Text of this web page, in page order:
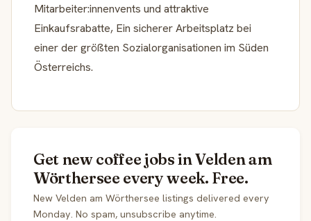
Mitarbeiter:innenvents und attraktive
Einkaufsrabatte, Ein sicherer Arbeitsplatz bei
einer der größten Sozialorganisationen im Süden
Österreichs.
Get new coffee jobs in Velden am
Wörthersee every week. Free.
New Velden am Wörthersee listings delivered every
Monday. No spam, unsubscribe anytime.